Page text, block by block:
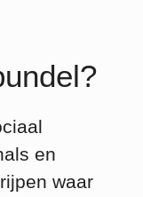
en
waar